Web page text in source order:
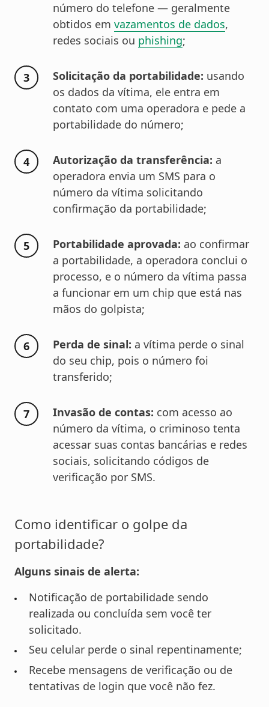
número do telefone — geralmente
obtidos em vazamentos de dados,
redes sociais ou phishing;
Solicitação da portabilidade: usando
os dados da vítima, ele entra em
contato com uma operadora e pede a
portabilidade do número;
Autorização da transferência: a
operadora envia um SMS para o
número da vítima solicitando
confirmação da portabilidade;
Portabilidade aprovada: ao confirmar
a portabilidade, a operadora conclui o
processo, e o número da vítima passa
a funcionar em um chip que está nas
mãos do golpista;
Perda de sinal: a vítima perde o sinal
do seu chip, pois o número foi
transferido;
Invasão de contas: com acesso ao
número da vítima, o criminoso tenta
acessar suas contas bancárias e redes
sociais, solicitando códigos de
verificação por SMS.
Como identificar o golpe da
portabilidade?
Alguns sinais de alerta:
Notificação de portabilidade sendo
realizada ou concluída sem você ter
solicitado.
Seu celular perde o sinal repentinamente;
Recebe mensagens de verificação ou de
tentativas de login que você não fez.